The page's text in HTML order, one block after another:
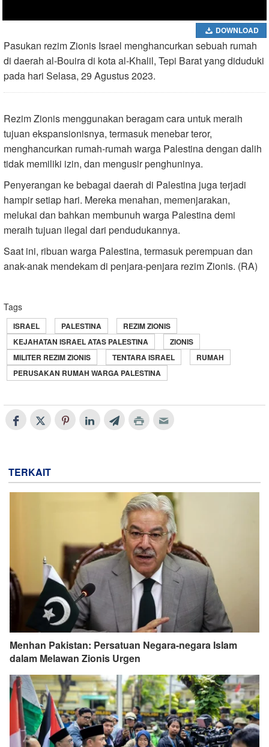
DOWNLOAD
Pasukan rezim Zionis Israel menghancurkan sebuah rumah
di daerah al-Bouira di kota al-Khalil, Tepi Barat yang diduduki
pada hari Selasa, 29 Agustus 2023.
Rezim Zionis menggunakan beragam cara untuk meraih
tujuan ekspansionisnya, termasuk menebar teror,
menghancurkan rumah-rumah warga Palestina dengan dalih
tidak memiliki izin, dan mengusir penghuninya.
Penyerangan ke bebagai daerah di Palestina juga terjadi
hampir setiap hari. Mereka menahan, memenjarakan,
melukai dan bahkan membunuh warga Palestina demi
meraih tujuan ilegal dari pendudukannya.
Saat ini, ribuan warga Palestina, termasuk perempuan dan
anak-anak mendekam di penjara-penjara rezim Zionis. (RA)
Tags
ISRAEL PALESTINA
REZIM ZIONIS
KEJAHATAN ISRAEL ATAS PALESTINA
ZIONIS
MILITER REZIM ZIONIS
TENTARA ISRAEL
RUMAH
PERUSAKAN RUMAH WARGA PALESTINA
TERKAIT
Menhan Pakistan: Persatuan Negara-negara Islam
dalam Melawan Zionis Urgen